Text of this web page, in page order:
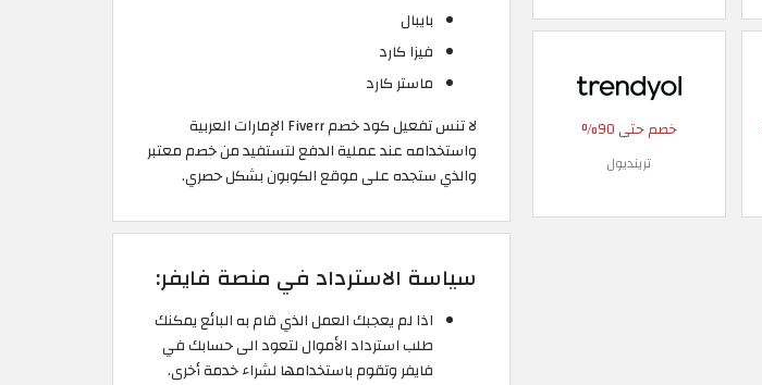
خصم حتى 90%
ترينديول
بايبال
فيزا كارد
ماستر كارد
لا تنس تفعيل كود خصم Fiverr الإمارات العربية
واستخدامه عند عملية الدفع لتستفيد من خصم معتبر
والذي ستجده على موقع الكوبون بشكل حصري.
سياسة الاسترداد في منصة فايفر:
اذا لم يعجبك العمل الذي قام به البائع يمكنك
طلب استرداد الأموال لتعود الى حسابك في
فايفر وتقوم باستخدامها لشراء خدمة أخرى.